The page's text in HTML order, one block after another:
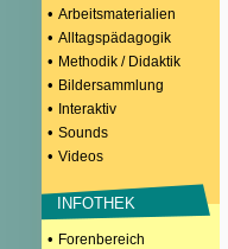
• Arbeitsmaterialien
• Alltagspädagogik
• Methodik / Didaktik
• Bildersammlung
• Interaktiv
• Sounds
• Videos
INFOTHEK
• Forenbereich